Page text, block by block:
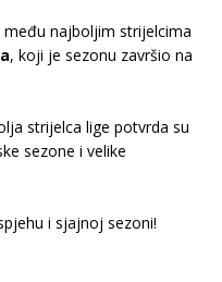
među najboljim strijelcima
, koji je sezonu završio na
strijelca lige potvrda su
sezone i velike
i sjajnoj sezoni!